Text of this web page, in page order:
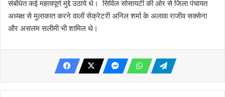
संबंधित कई महत्वपूर्ण मुद्दे उठाये थे। सिविल सोसायटी की ओर से जिला पंचायत
अध्यक्ष से मुलाकात करने वालों सेक्रेटरी अनिल शर्मा के अलावा राजीव सक्सेना
और असलम सलीमी भी शामिल थे।